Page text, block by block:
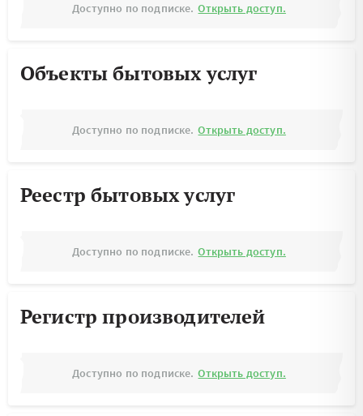
Доступно по подписке. Открыть доступ.
Объекты бытовых услуг
Доступно по подписке. Открыть доступ.
Реестр бытовых услуг
Доступно по подписке. Открыть доступ.
Регистр производителей
Доступно по подписке. Открыть доступ.